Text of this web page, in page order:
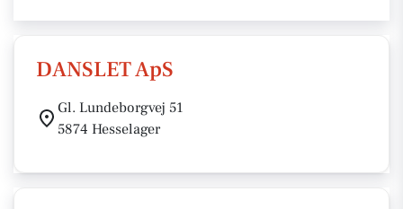
DANSLET ApS
Gl. Lundeborgvej 51
5874 Hesselager